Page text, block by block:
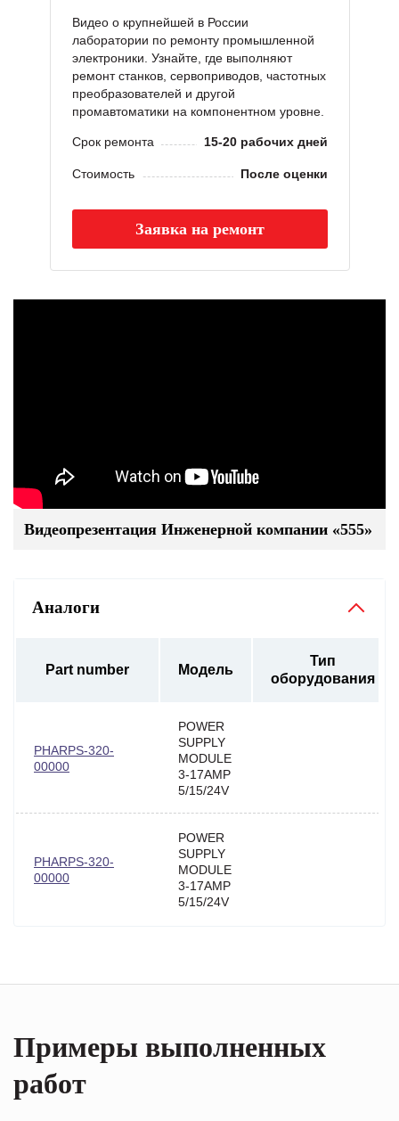
Видео о крупнейшей в России
лаборатории по ремонту промышленной
электроники. Узнайте, где выполняют
ремонт станков, сервоприводов, частотных
преобразователей и другой
промавтоматики на компонентном уровне.
Срок ремонта 15-20 рабочих дней
Стоимость После оценки
Заявка на ремонт
Видеопрезентация Инженерной компании «555»
Аналоги
Part number Модель
Тип
оборудования
PHARPS-320-
00000
POWER
SUPPLY
MODULE
3-17AMP
5/15/24V
PHARPS-320-
00000
POWER
SUPPLY
MODULE
3-17AMP
5/15/24V
Примеры выполненных
работ